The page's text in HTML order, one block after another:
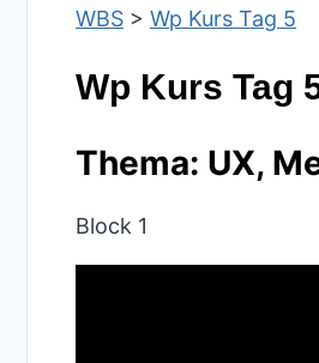
WBS > Wp Kurs Tag 5
Wp Kurs Tag
Thema: UX,
Block 1